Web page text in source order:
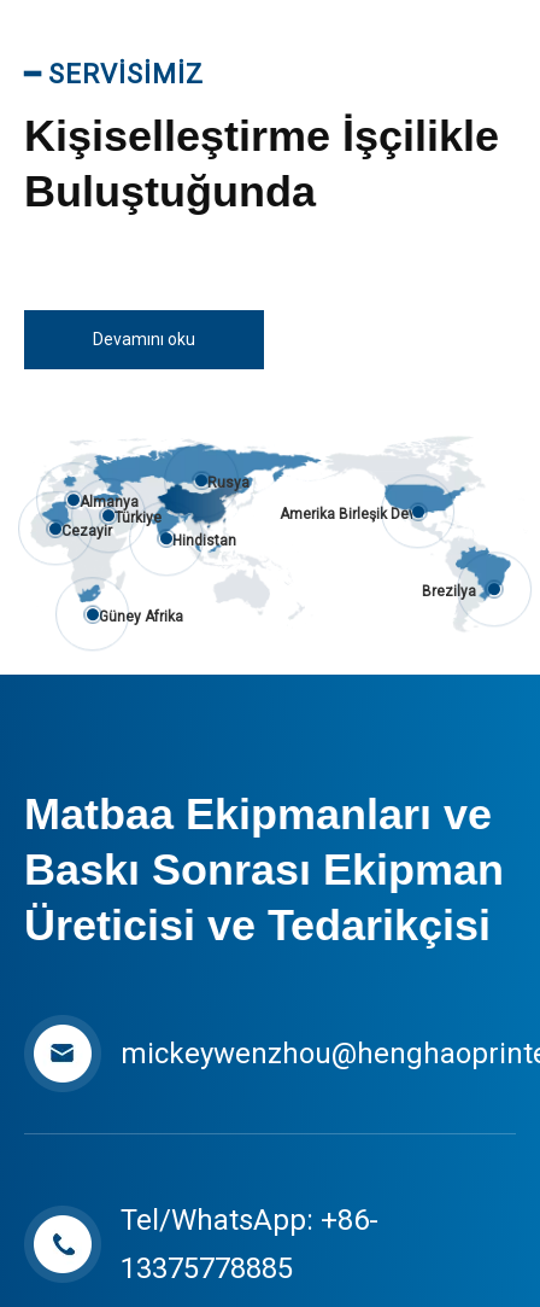
━SERVİSİMİZ
Kişiselleştirme İşçilikle
Buluştuğunda
Devamını oku
Amerika Birleşik Devletleri
Rusya
Cezayir
Hindistan
Güney Afrika
Brezilya
Almanya
Türkiye
Matbaa Ekipmanları ve
Baskı Sonrası Ekipman
Üreticisi ve Tedarikçisi
Tel/WhatsApp: +86-
13375778885